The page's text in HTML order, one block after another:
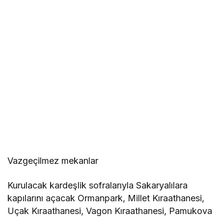
Vazgeçilmez mekanlar
Kurulacak kardeşlik sofralarıyla Sakaryalılara
kapılarını açacak Ormanpark, Millet Kıraathanesi,
Uçak Kıraathanesi, Vagon Kıraathanesi, Pamukova